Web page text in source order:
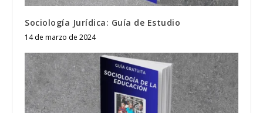
Sociología Jurídica: Guía de Estudio
14 de marzo de 2024